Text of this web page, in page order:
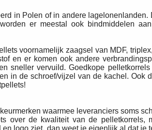
in Polen of in andere lagelonenlanden.
er meestal ook bindmiddelen
voornamelijk zaagsel van MDF,
en er komen ook andere
sneller vervuild. Goedkope
in de schroef/vijzel van de kachel. Ook
waarmee leveranciers soms
over de kwaliteit van de pelletkorrels,